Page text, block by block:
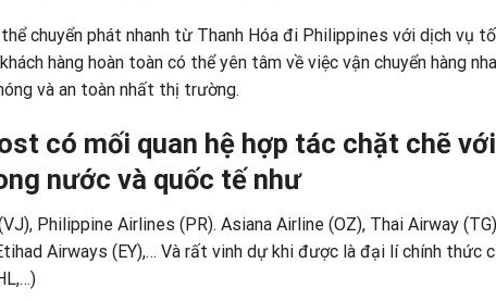
chuyển phát nhanh từ Thanh Hóa đi Philippines với dịch vụ
hàng hoàn toàn có thể yên tâm về việc vận chuyển hàng
và an toàn nhất thị trường.
có mối quan hệ hợp tác chặt chẽ
nước và quốc tế như
Philippine Airlines (PR). Asiana Airline (OZ), Thai Airway
Airways (EY),… Và rất vinh dự khi được là đại lí chính thức